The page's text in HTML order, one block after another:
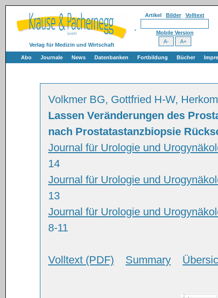
Verlag für Medizin und Wirtschaft
Artikel Bilder Volltext
Mobile Version
Abo Journale News Datenbanken Fortbildung Bücher
Volkmer BG, Gottfried H-W,
Lassen Veränderungen des
nach Prostatastanzbiopsie
Journal für Urologie und
14
Journal für Urologie und
13
Journal für Urologie und
8-11
Volltext (PDF) Summary